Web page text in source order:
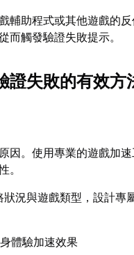
輔助程式或其他遊戲的
而觸發驗證失敗提示。
證失敗的有效方
因。使用專業的遊戲加速
。
況與遊戲類型，設計專
體驗加速效果